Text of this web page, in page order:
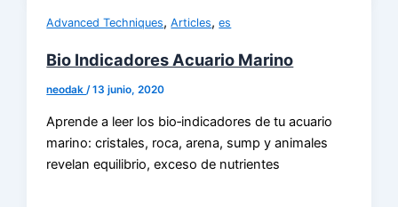
Advanced Techniques,Articles,es
Bio Indicadores Acuario Marino
neodak/13 junio, 2020
Aprende a leer los bio‑indicadores de tu acuario
marino: cristales, roca, arena, sump y animales
revelan equilibrio, exceso de nutrientes